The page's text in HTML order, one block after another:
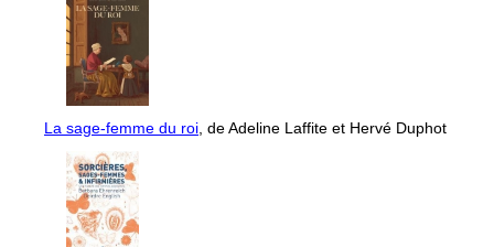
La sage-femme du roi , de Adeline Laffite et Hervé Duphot